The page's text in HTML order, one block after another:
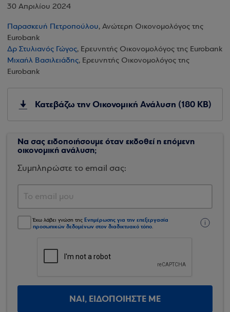
30 Απριλίου 2024
Παρασκευή Πετροπούλου, Ανώτερη Οικονομολόγος της
Eurobank
Δρ Στυλιανός Γώγος, Ερευνητής Οικονομολόγος της Eurobank
Μιχαήλ Βασιλειάδης, Ερευνητής Οικονομολόγος της
Eurobank
Κατεβάζω την Οικονομική Ανάλυση (180 KB)
Να σας ειδοποιήσουμε όταν εκδοθεί η επόμενη
οικονομική ανάλυση;
Συμπληρώστε το email σας:
Έχω λάβει γνώση της Ενημέρωσης για την επεξεργασία
προσωπικών δεδομένων στον διαδικτυακό τόπο.
ΝΑΙ, ΕΙΔΟΠΟΙΗΣΤΕ ΜΕ